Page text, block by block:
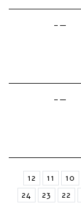
—-
—-
10
11
12
22
23
24